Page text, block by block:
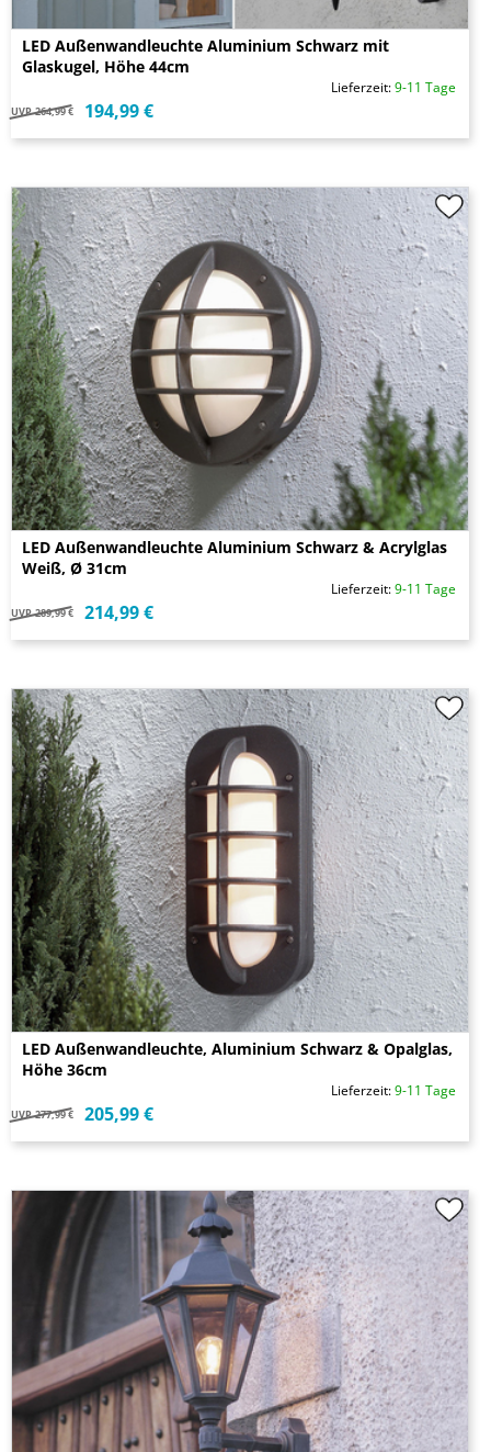
LED Außenwandleuchte Aluminium Schwarz mit
Glaskugel, Höhe 44cm
Lieferzeit:9-11 Tage
UVP 264,99 € 194,99 €
LED Außenwandleuchte Aluminium Schwarz & Acrylglas
Weiß, Ø 31cm
Lieferzeit:9-11 Tage
UVP 289,99 € 214,99 €
LED Außenwandleuchte, Aluminium Schwarz & Opalglas,
Höhe 36cm
Lieferzeit:9-11 Tage
UVP 277,99 € 205,99 €